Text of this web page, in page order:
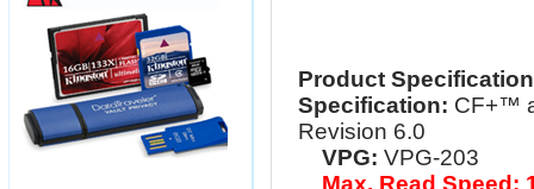
Product
Specification: CF+™
Revision 6.0
VPG: VPG-203
Max. Read Speed: